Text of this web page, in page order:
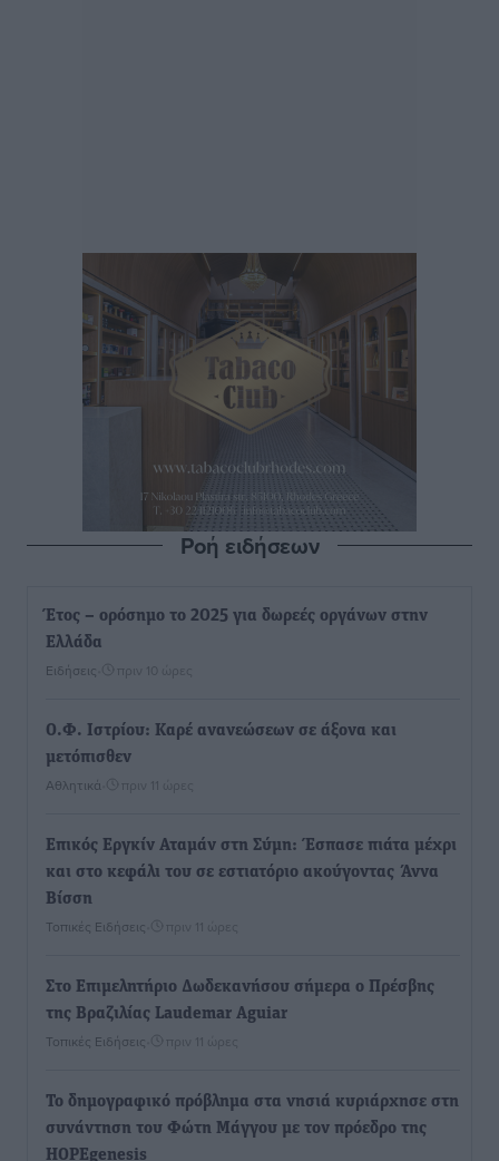
Ροή ειδήσεων
Έτος – ορόσημο το 2025 για δωρεές οργάνων στην
Ελλάδα
Ειδήσεις πριν 10 ώρες
Ο.Φ. Ιστρίου: Καρέ ανανεώσεων σε άξονα και
μετόπισθεν
Αθλητικά πριν 11 ώρες
Επικός Εργκίν Αταμάν στη Σύμη: Έσπασε πιάτα μέχρι
και στο κεφάλι του σε εστιατόριο ακούγοντας Άννα
Βίσση
Τοπικές Ειδήσεις πριν 11 ώρες
Στο Επιμελητήριο Δωδεκανήσου σήμερα ο Πρέσβης
της Βραζιλίας Laudemar Aguiar
Τοπικές Ειδήσεις πριν 11 ώρες
To δημογραφικό πρόβλημα στα νησιά κυριάρχησε στη
συνάντηση του Φώτη Μάγγου με τον πρόεδρο της
HOPEgenesis